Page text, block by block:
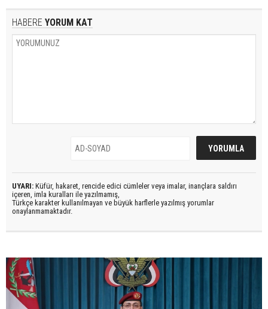
HABERE YORUM KAT
UYARI: Küfür, hakaret, rencide edici cümleler veya imalar, inançlara saldırı
içeren, imla kuralları ile yazılmamış,
Türkçe karakter kullanılmayan ve büyük harflerle yazılmış yorumlar
onaylanmamaktadır.